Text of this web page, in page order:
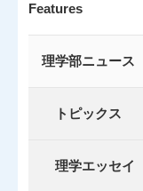
Features
理学部ニュース
トピックス
理学エッセイ